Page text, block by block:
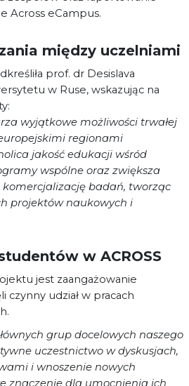
Across eCampus.
między uczelniami
prof. dr Desislava
w Ruse, wskazując na
wyjątkowe możliwości trwałej
regionami
jakość edukacji wśród
wspólne oraz zwiększa
badań, tworząc
projektów naukowych i
w ACROSS
jest zaangażowanie
udział w pracach
grup docelowych naszego
uczestnictwo w dyskusjach,
i wnoszenie nowych
znaczenie dla umocnienia ich